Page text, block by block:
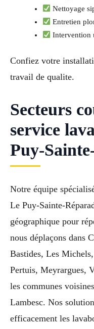
Nettoyage
Entretien
Intervention
Confiez votre
travail de qualite.
Secteurs
service
Puy-
Notre équipe
Le Puy-Sainte-
géographique pour
nous déplaçons dans
Bastides, Les
Pertuis, Meyrargues,
les communes
Lambesc. Nos
efficacement les